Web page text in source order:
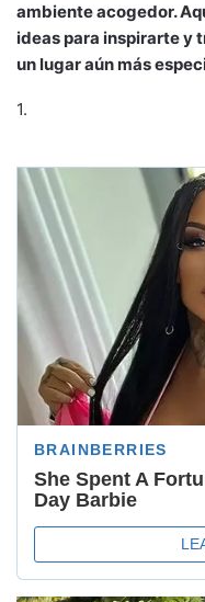
ambiente acogedor.
ideas para inspirarte y
un lugar aún más
1.